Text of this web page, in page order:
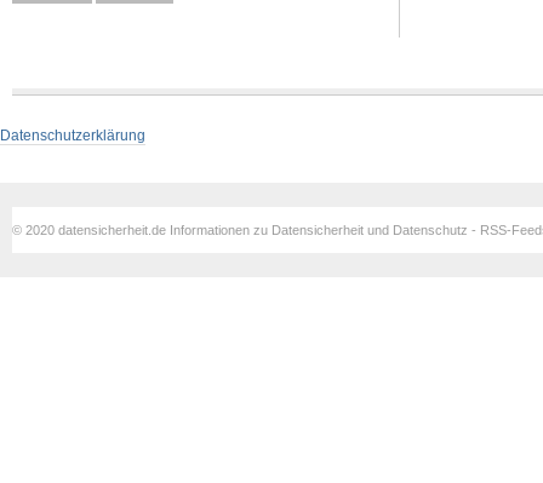
Datenschutzerklärung
© 2020 datensicherheit.de Informationen zu Datensicherheit und Datenschutz - RSS-